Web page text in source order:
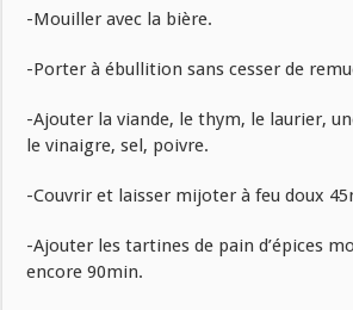
-Mouiller avec la bière.
-Porter à ébullition sans cesser de
-Ajouter la viande, le thym, le laurier,
le vinaigre, sel, poivre.
-Couvrir et laisser mijoter à feu doux
-Ajouter les tartines de pain d’épices
encore 90min.